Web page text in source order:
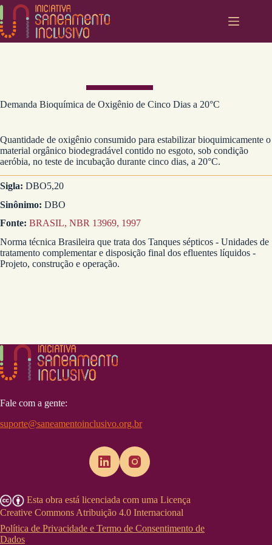
Pular
o
conteúdo
Demanda Bioquímica de Oxigênio de Cinco Dias a 20°C
Quantidade de oxigênio consumido para estabilizar bioquimicamente o
material orgânico biodegradável contido no esgoto, sob condição
aeróbia, no teste de incubação durante cinco dias, a 20°C.
Sigla: DBO5,20
Sinônimo: DBO
Fonte: BRASIL, NBR 13969, 1997
Norma técnica Brasileira que trata dos Tanques sépticos - Unidades de
tratamento complementar e disposição final dos efluentes líquidos -
Projeto, construção e operação.
Fale com a gente:
suporte@saneamentoinclusivo.org.br
Esta obra está licenciada com uma Licença
Creative Commons Atribuição 4.0 Internacional
Política de Privacidade e Termo de Consentimento de
Dados